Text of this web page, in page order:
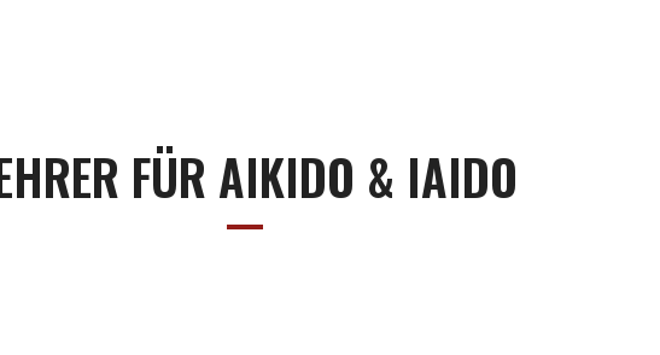
FÜR AIKIDO & IAIDO